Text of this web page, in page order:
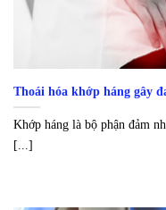
Thoái hóa khớp háng gây
Khớp háng là bộ phận đảm
[...]